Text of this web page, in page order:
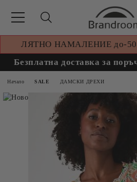
ЛЯТНО НАМАЛЕНИЕ до-
Безплатна доставка за
Начало SALE ДАМСКИ ДРЕХИ